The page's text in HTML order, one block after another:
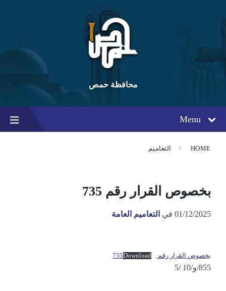
content
main
navigation
footer
محافظة حمص
Menu
HOME التعاميم
بخصوص القرار رقم 735
01/12/2025 في التعاميم العامة
بخصوص القرار رقم 735 Download
855/و/10 /5